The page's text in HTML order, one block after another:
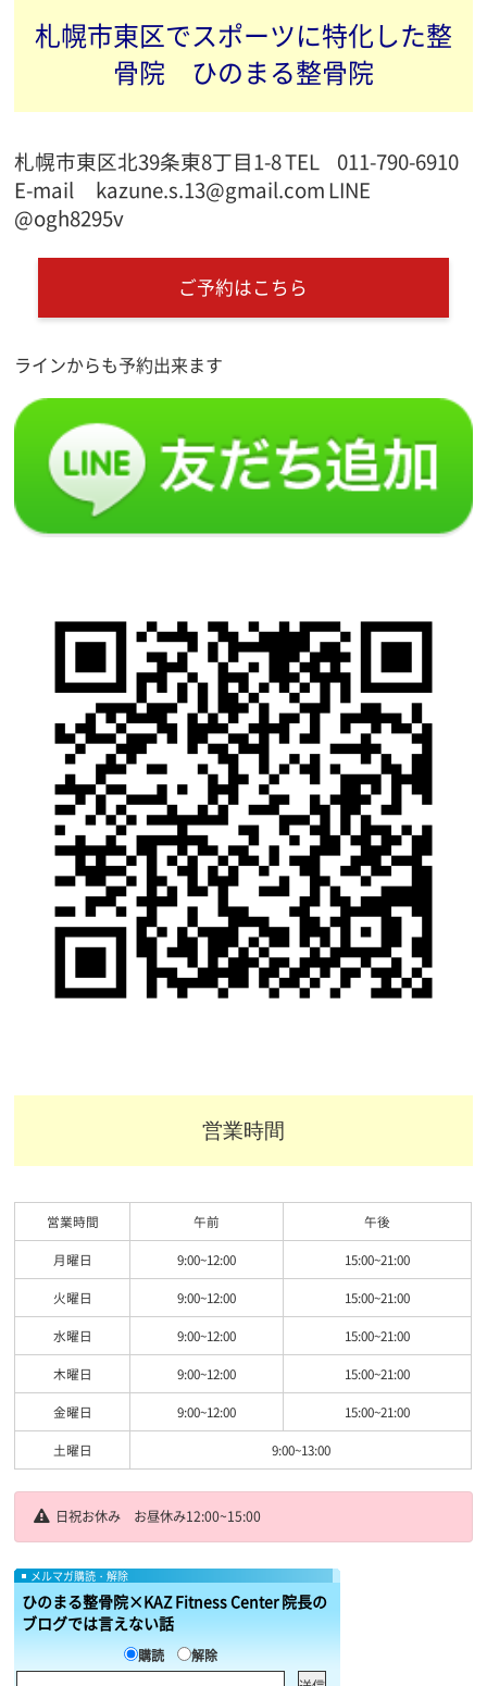
札幌市東区でスポーツに特化した整
骨院 ひのまる整骨院
札幌市東区北39条東8丁目1-8TEL 011-790-6910
E-mail kazune.s.13@gmail.comLINE
@ogh8295v
ご予約はこちら
ラインからも予約出来ます
営業時間
営業時間 午前
午後
月曜日
9:00~12:00
15:00~21:00
火曜日
9:00~12:00
15:00~21:00
水曜日
9:00~12:00
15:00~21:00
木曜日
9:00~12:00
15:00~21:00
金曜日
9:00~12:00
15:00~21:00
土曜日
9:00~13:00
日祝お休み お昼休み12:00~15:00
メルマガ購読・解除
ひのまる整骨院×KAZ Fitness Center 院長の
ブログでは言えない話
購読 解除